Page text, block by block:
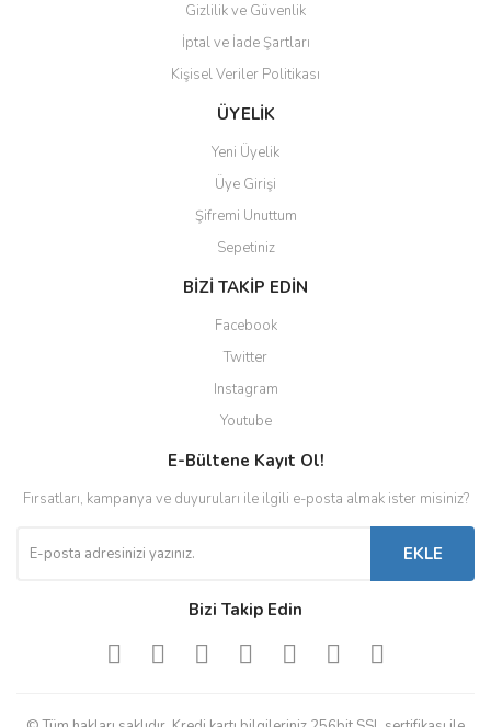
Gizlilik ve Güvenlik
İptal ve İade Şartları
Kişisel Veriler Politikası
ÜYELİK
Yeni Üyelik
Üye Girişi
Şifremi Unuttum
Sepetiniz
BİZİ TAKİP EDİN
Facebook
Twitter
Instagram
Youtube
E-Bültene Kayıt Ol!
Fırsatları, kampanya ve duyuruları ile ilgili e-posta almak ister misiniz?
EKLE
Bizi Takip Edin